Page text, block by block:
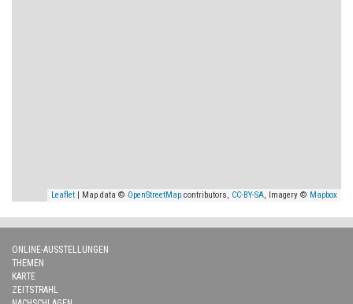
Leaflet | Map data © OpenStreetMap contributors, CC-BY-SA, Imagery © Mapbox
ONLINE-AUSSTELLUNGEN
THEMEN
KARTE
ZEITSTRAHL